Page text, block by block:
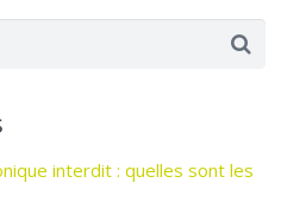
interdit : quelles sont les